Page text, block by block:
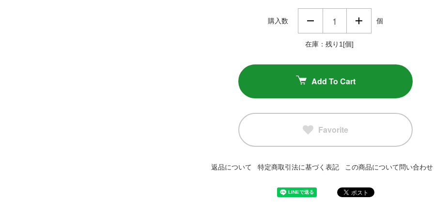
購入数 個
在庫：残り1[個]
Add To Cart
Favorite
返品について 特定商取引法に基づく表記 この商品について問い合わ